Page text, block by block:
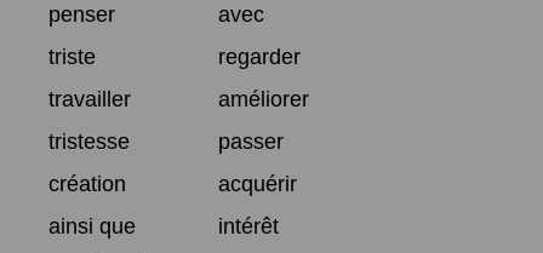
penser
avec
triste
regarder
travailler
améliorer
tristesse
passer
création
acquérir
ainsi que
intérêt